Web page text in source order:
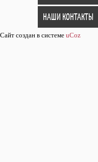
НАШИ КОНТАКТЫ
Сайт создан в системе uCoz